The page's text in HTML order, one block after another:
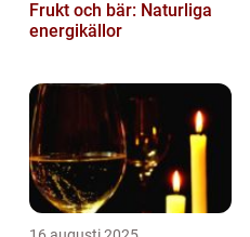
Frukt och bär: Naturliga
energikällor